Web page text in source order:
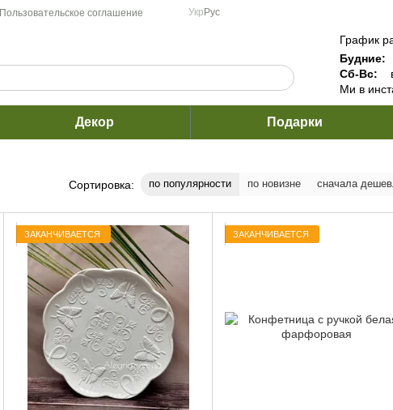
Пользовательское соглашение Укр Рус
График
Будние:
Сб-Вс:
Ми в
Декор Подарки
Сортировка: по популярности по новизне сначала
ЗАКАНЧИВАЕТСЯ ЗАКАНЧИВАЕТСЯ